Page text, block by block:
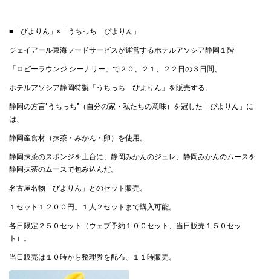
■「ぴよりん」×「うちっち ぴよりん」
ジェイアール東海フードサービスが運営するホテルアソシア静岡１階
「ロビーラウンジ シーナリー」で２０、２１、２２日の３日間、
ホテルアソシア静岡特製「うちっち ぴよりん」を販売する。
静岡の方言"うちっち"（自分の家・私たちの意味）を冠した「ぴよりん」に
は、
静岡産食材（抹茶・みかん・卵）を使用。
静岡抹茶のスポンジを土台に、静岡みかんのジュレ、静岡みかんのムースを
静岡抹茶のムースで包み込んだ。
名古屋名物「ぴよりん」とのセット販売。
１セット１２００円。１人２セットまで購入可能。
各日限定２５０セット（ウェブ予約１００セット、当日販売１５０セッ
ト）。
当日販売は１０時から整理券を配布、１１時販売。